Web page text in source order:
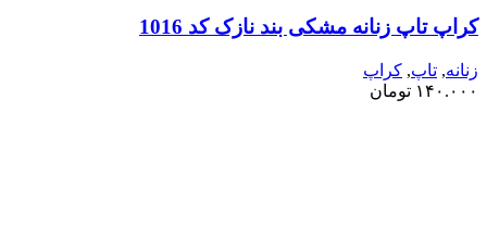
کراپ تاپ زنانه مشکی بند نازک کد 1016
زنانه, تاپ, کراپ
۱۴۰.۰۰۰ تومان